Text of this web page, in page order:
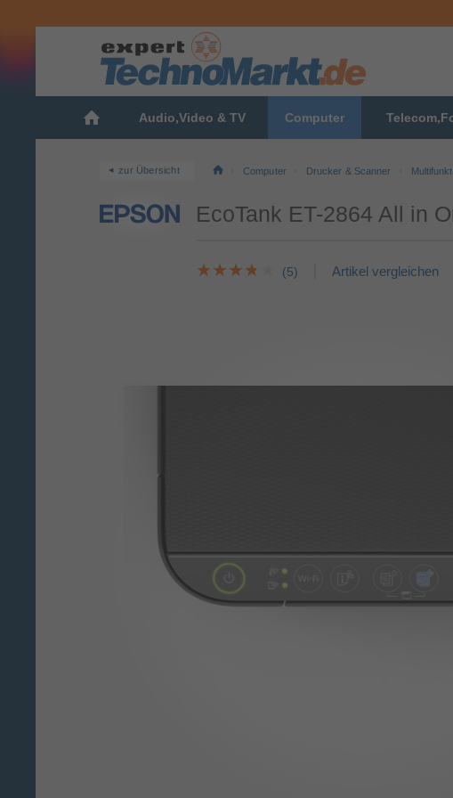
Audio,Video & TV Computer
zur Übersicht Computer Drucker & Scanner
EcoTank ET-2864 All in
(5) Artikel vergleichen